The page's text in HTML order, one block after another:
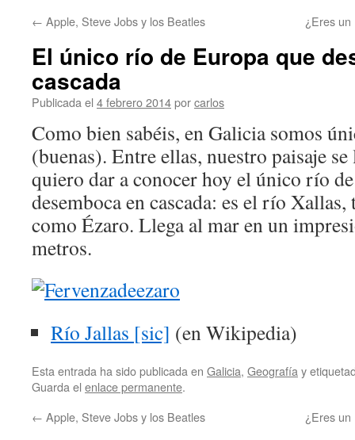
← Apple, Steve Jobs y los Beatles ¿Eres
El único río de Europa que
cascada
Publicada el 4 febrero 2014porcarlos
Como bien sabéis, en Galicia somos
(buenas). Entre ellas, nuestro paisaje
quiero dar a conocer hoy el único río
desemboca en cascada: es el río
como Ézaro. Llega al mar en un
metros.
Río Jallas [sic] (en Wikipedia)
Esta entrada ha sido publicada en Galicia, Geografía y
Guarda el enlace permanente.
← Apple, Steve Jobs y los Beatles ¿Eres